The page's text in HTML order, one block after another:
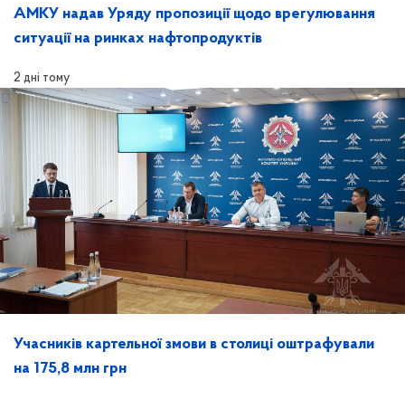
АМКУ надав Уряду пропозиції щодо врегулювання
ситуації на ринках нафтопродуктів
2 дні тому
Учасників картельної змови в столиці оштрафували
на 175,8 млн грн